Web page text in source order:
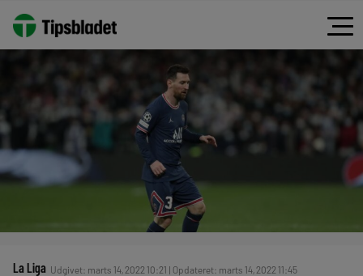
La Liga Udgivet: marts 14, 2022 10:21 | Opdateret: marts 14, 2022 11:45